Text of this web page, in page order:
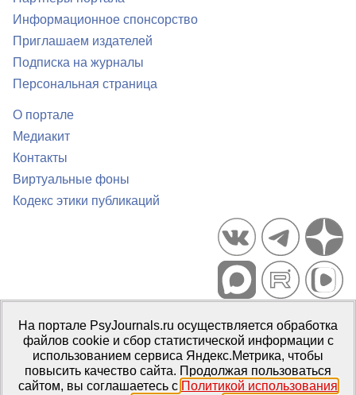
Информационное спонсорство
Приглашаем издателей
Подписка на журналы
Персональная страница
О портале
Медиакит
Контакты
Виртуальные фоны
Кодекс этики публикаций
Портал психологических изданий PsyJournals.ru, 2007–2026
Правила использования материалов
Свидетельство регистрации СМИЭл № ФС77-66447 от 14 июля
2016 г.
Издатель: ФГБОУ ВО МГППУ
На портале PsyJournals.ru осуществляется обработка
файлов cookie и сбор статистической информации с
использованием сервиса Яндекс.Метрика, чтобы
повысить качество сайта. Продолжая пользоваться
сайтом, вы соглашаетесь с Политикой использования